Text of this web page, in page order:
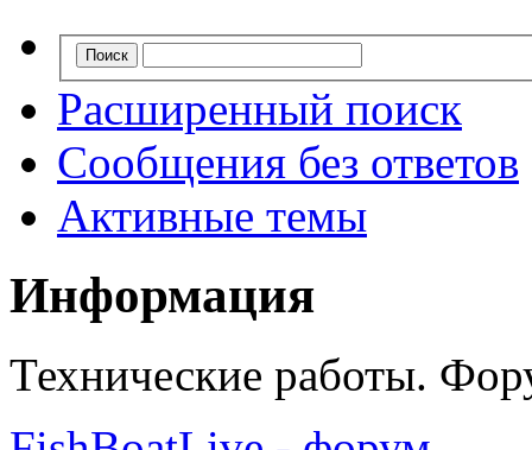
Расширенный поиск
Сообщения без ответов
Активные темы
Информация
Технические работы.